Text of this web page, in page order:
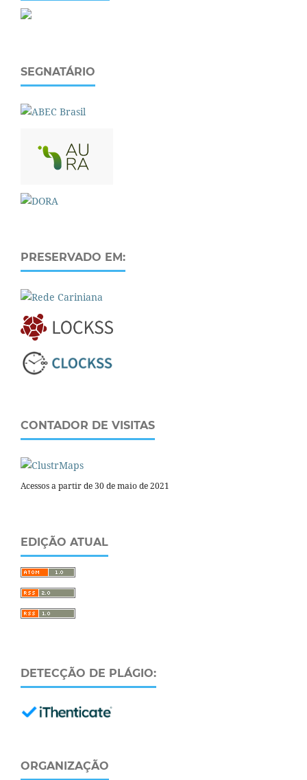
SEGNATÁRIO
PRESERVADO EM:
CONTADOR DE VISITAS
Acessos a partir de 30 de maio de 2021
EDIÇÃO ATUAL
DETECÇÃO DE PLÁGIO:
ORGANIZAÇÃO